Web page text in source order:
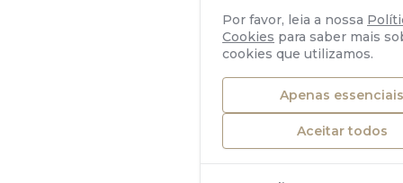
Por favor, leia a nossa
Cookies para saber mais
cookies que utilizamos.
Apenas
Aceitar todos